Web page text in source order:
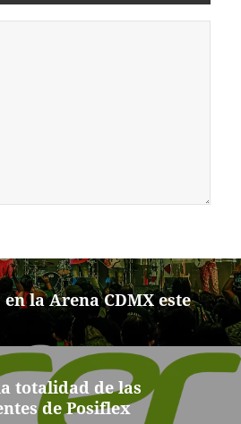
en la Arena CDMX este
totalidad de las
de Posiflex